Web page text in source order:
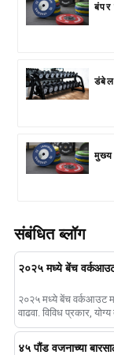
बंपर
मुख्य
संबंधित ब्लॉग
२०२५ मध्ये बेंच वर्कआउट
२०२५ मध्ये बेंच वर्कआउट
वाढवा. विविध प्रकार,
४५ पौंड वजनाच्या